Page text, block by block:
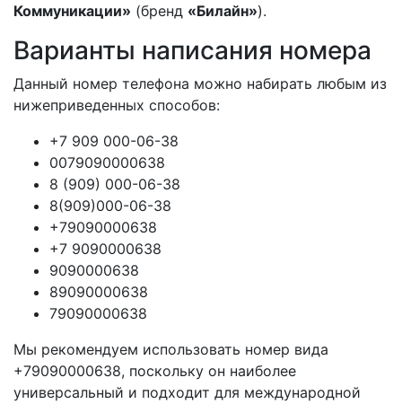
Коммуникации» (бренд «Билайн»).
Варианты написания номера
Данный номер телефона можно набирать любым из
нижеприведенных способов:
+7 909 000-06-38
0079090000638
8 (909) 000-06-38
8(909)000-06-38
+79090000638
+7 9090000638
9090000638
89090000638
79090000638
Мы рекомендуем использовать номер вида
+79090000638, поскольку он наиболее
универсальный и подходит для международной